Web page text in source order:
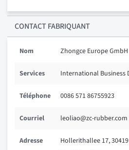
CONTACT FABRIQUANT
Nom Zhongce Europe GmbH
Services International Business
Téléphone 0086 571 86755923
Courriel leoliao@zc-rubber.com
Adresse
Hollerithallee 17,